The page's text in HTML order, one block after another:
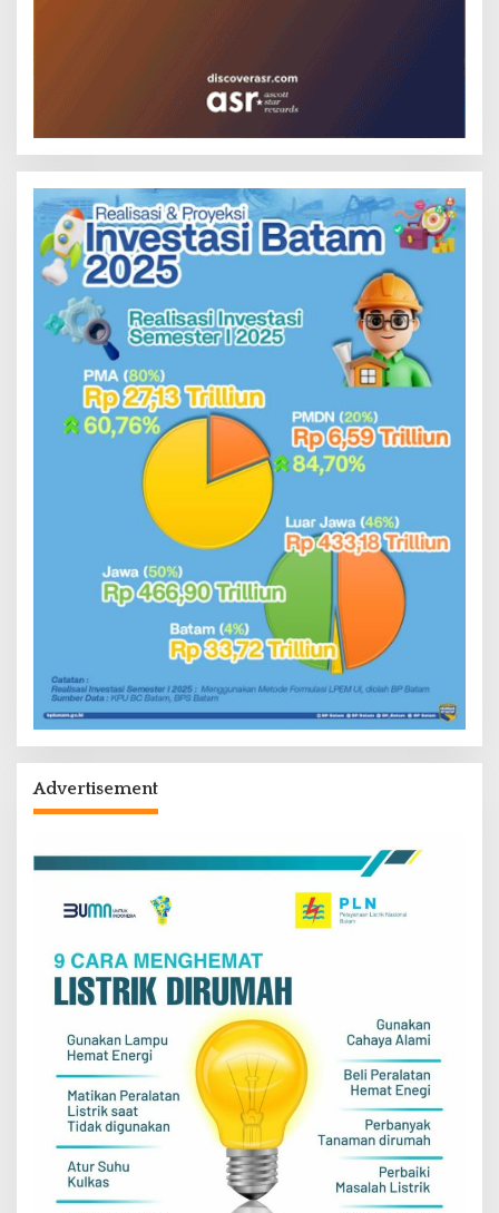
Advertisement